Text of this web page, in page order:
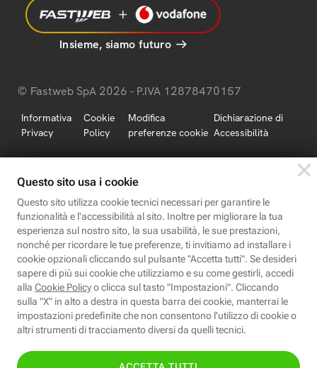
Insieme, siamo futuro
© Fastweb SpA 2026 - P.IVA 12878470157
Informativa
Privacy
Cookie
Policy
Modifica
preferenze cookie
Dichiarazione di
Accessibilità